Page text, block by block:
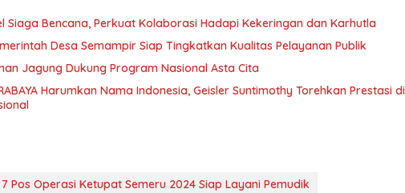
Siaga Bencana, Perkuat Kolaborasi Hadapi Kekeringan dan Karhutla
Desa Semampir Siap Tingkatkan Kualitas Pelayanan Publik
Jagung Dukung Program Nasional Asta Cita
Harumkan Nama Indonesia, Geisler Suntimothy Torehkan Prestasi di
Pos Operasi Ketupat Semeru 2024 Siap Layani Pemudik